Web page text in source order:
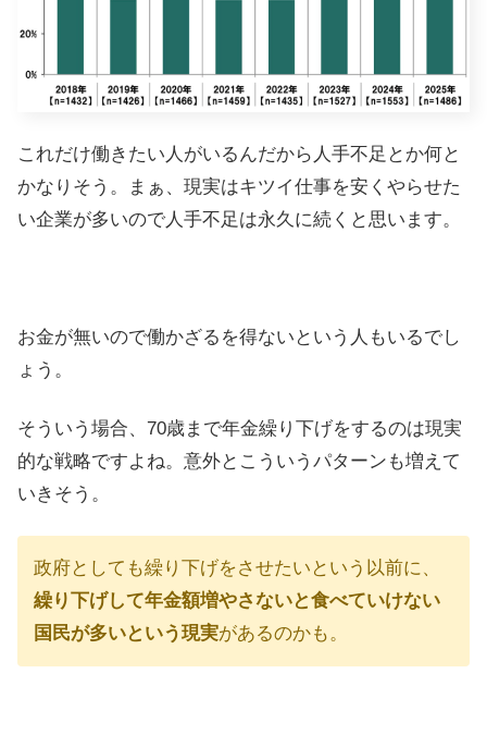
これだけ働きたい人がいるんだから人手不足とか何と
かなりそう。まぁ、現実はキツイ仕事を安くやらせた
い企業が多いので人手不足は永久に続くと思います。
お金が無いので働かざるを得ないという人もいるでし
ょう。
そういう場合、70歳まで年金繰り下げをするのは現実
的な戦略ですよね。意外とこういうパターンも増えて
いきそう。
政府としても繰り下げをさせたいという以前に、
繰り下げして年金額増やさないと食べていけない
国民が多いという現実があるのかも。